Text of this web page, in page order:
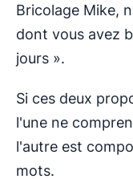
Bricolage Mike,
dont vous avez
jours ».
Si ces deux
l'une ne
l'autre est
mots.